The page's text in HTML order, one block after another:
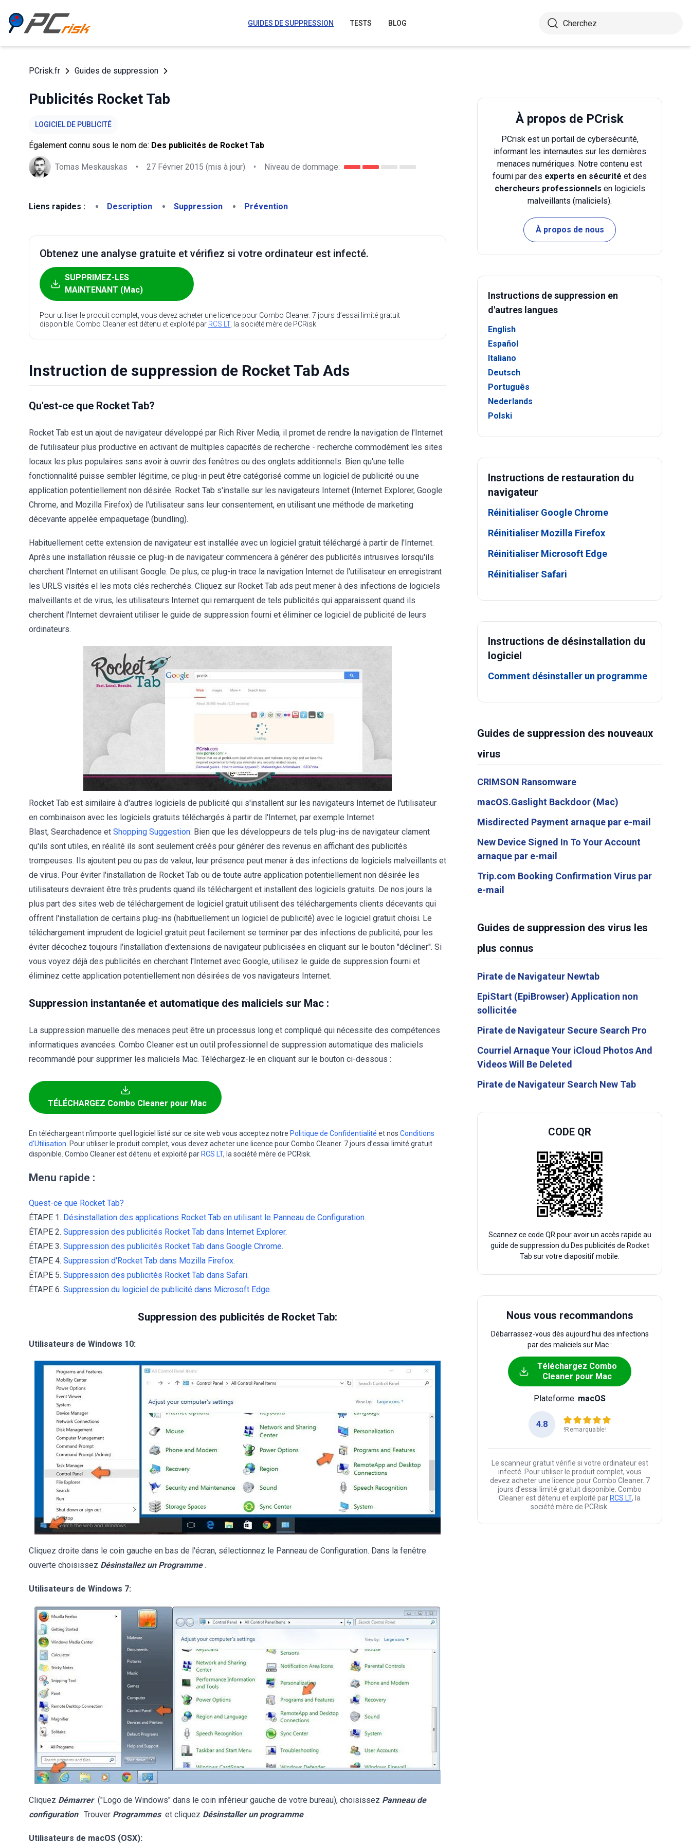
GUIDES DE SUPPRESSION TESTS BLOG
PCrisk.fr Guides de suppression
Publicités Rocket Tab
LOGICIEL DE PUBLICITÉ
Également connu sous le nom de: Des publicités de Rocket Tab
Tomas Meskauskas • 27 Février 2015 (mis à jour) • Niveau de dommage:
Liens rapides : Description Suppression Prévention
Obtenez une analyse gratuite et vérifiez si votre ordinateur est infecté.
SUPPRIMEZ-LES
MAINTENANT (Mac)
Pour utiliser le produit complet, vous devez acheter une licence pour Combo Cleaner. 7 jours d’essai limité gratuit
disponible. Combo Cleaner est détenu et exploité par RCS LT, la société mère de PCRisk.
Instruction de suppression de Rocket Tab Ads
Qu'est-ce que Rocket Tab?
Rocket Tab est un ajout de navigateur développé par Rich River Media, il promet de rendre la navigation de l'Internet
de l'utilisateur plus productive en activant de multiples capacités de recherche - recherche commodément les sites
locaux les plus populaires sans avoir à ouvrir des fenêtres ou des onglets additionnels. Bien qu'une telle
fonctionnalité puisse sembler légitime, ce plug-in peut être catégorisé comme un logiciel de publicité ou une
application potentiellement non désirée. Rocket Tab s'installe sur les navigateurs Internet (Internet Explorer, Google
Chrome, and Mozilla Firefox) de l'utilisateur sans leur consentement, en utilisant une méthode de marketing
décevante appelée empaquetage (bundling).
Habituellement cette extension de navigateur est installée avec un logiciel gratuit téléchargé à partir de l'Internet.
Après une installation réussie ce plug-in de navigateur commencera à générer des publicités intrusives lorsqu'ils
cherchent l'Internet en utilisant Google. De plus, ce plug-in trace la navigation Internet de l'utilisateur en enregistrant
les URLS visités el les mots clés recherchés. Cliquez sur Rocket Tab ads peut mener à des infections de logiciels
malveillants et de virus, les utilisateurs Internet qui remarquent de tels publicités qui apparaissent quand ils
cherchent l'Internet devraient utiliser le guide de suppression fourni et éliminer ce logiciel de publicité de leurs
ordinateurs.
Rocket Tab est similaire à d'autres logiciels de publicité qui s'installent sur les navigateurs Internet de l'utilisateur
en combinaison avec les logiciels gratuits téléchargés à partir de l'Internet, par exemple Internet
Blast, Searchadence et Shopping Suggestion. Bien que les développeurs de tels plug-ins de navigateur clament
qu'ils sont utiles, en réalité ils sont seulement créés pour générer des revenus en affichant des publicités
trompeuses. Ils ajoutent peu ou pas de valeur, leur présence peut mener à des infections de logiciels malveillants et
de virus. Pour éviter l'installation de Rocket Tab ou de toute autre application potentiellement non désirée les
utilisateurs devraient être très prudents quand ils téléchargent et installent des logiciels gratuits. De nos jours la
plus part des sites web de téléchargement de logiciel gratuit utilisent des téléchargements clients décevants qui
offrent l'installation de certains plug-ins (habituellement un logiciel de publicité) avec le logiciel gratuit choisi. Le
téléchargement imprudent de logiciel gratuit peut facilement se terminer par des infections de publicité, pour les
éviter décochez toujours l'installation d'extensions de navigateur publicisées en cliquant sur le bouton ''décliner''. Si
vous voyez déjà des publicités en cherchant l'Internet avec Google, utilisez le guide de suppression fourni et
éliminez cette application potentiellement non désirées de vos navigateurs Internet.
Suppression instantanée et automatique des maliciels sur Mac :
La suppression manuelle des menaces peut être un processus long et compliqué qui nécessite des compétences
informatiques avancées. Combo Cleaner est un outil professionnel de suppression automatique des maliciels
recommandé pour supprimer les maliciels Mac. Téléchargez-le en cliquant sur le bouton ci-dessous :
TÉLÉCHARGEZ Combo Cleaner pour Mac
En téléchargeant n'importe quel logiciel listé sur ce site web vous acceptez notre Politique de Confidentialité et nos Conditions
d’Utilisation . Pour utiliser le produit complet, vous devez acheter une licence pour Combo Cleaner. 7 jours d’essai limité gratuit
disponible. Combo Cleaner est détenu et exploité par RCS LT, la société mère de PCRisk.
Menu rapide :
Quest-ce que Rocket Tab?
ÉTAPE 1. Désinstallation des applications Rocket Tab en utilisant le Panneau de Configuration.
ÉTAPE 2. Suppression des publicités Rocket Tab dans Internet Explorer.
ÉTAPE 3. Suppression des publicités Rocket Tab dans Google Chrome.
ÉTAPE 4. Suppression d'Rocket Tab dans Mozilla Firefox.
ÉTAPE 5. Suppression des publicités Rocket Tab dans Safari.
ÉTAPE 6. Suppression du logiciel de publicité dans Microsoft Edge.
Suppression des publicités de Rocket Tab:
Utilisateurs de Windows 10:
Cliquez droite dans le coin gauche en bas de l'écran, sélectionnez le Panneau de Configuration. Dans la fenêtre
ouverte choisissez Désinstallez un Programme .
Utilisateurs de Windows 7:
Cliquez Démarrer ("Logo de Windows" dans le coin inférieur gauche de votre bureau), choisissez Panneau de
configuration . Trouver Programmes et cliquez Désinstaller un programme .
Utilisateurs de macOS (OSX):
À propos de PCrisk
PCrisk est un portail de cybersécurité,
informant les internautes sur les dernières
menaces numériques. Notre contenu est
fourni par des experts en sécurité et des
chercheurs professionnels en logiciels
malveillants (maliciels).
À propos de nous
Instructions de suppression en
d'autres langues
English
Español
Italiano
Deutsch
Português
Nederlands
Polski
Instructions de restauration du
navigateur
Réinitialiser Google Chrome
Réinitialiser Mozilla Firefox
Réinitialiser Microsoft Edge
Réinitialiser Safari
Instructions de désinstallation du
logiciel
Comment désinstaller un programme
Guides de suppression des nouveaux
virus
CRIMSON Ransomware
macOS.Gaslight Backdoor (Mac)
Misdirected Payment arnaque par e-mail
New Device Signed In To Your Account
arnaque par e-mail
Trip.com Booking Confirmation Virus par
e-mail
Guides de suppression des virus les
plus connus
Pirate de Navigateur Newtab
EpiStart (EpiBrowser) Application non
sollicitée
Pirate de Navigateur Secure Search Pro
Courriel Arnaque Your iCloud Photos And
Videos Will Be Deleted
Pirate de Navigateur Search New Tab
CODE QR
Scannez ce code QR pour avoir un accès rapide au
guide de suppression du Des publicités de Rocket
Tab sur votre diapositif mobile.
Nous vous recommandons
Débarrassez-vous dès aujourd'hui des infections
par des maliciels sur Mac :
Téléchargez Combo
Cleaner pour Mac
Plateforme: macOS
4.8
!Remarquable!
Le scanneur gratuit vérifie si votre ordinateur est
infecté. Pour utiliser le produit complet, vous
devez acheter une licence pour Combo Cleaner. 7
jours d’essai limité gratuit disponible. Combo
Cleaner est détenu et exploité par RCS LT, la
société mère de PCRisk.